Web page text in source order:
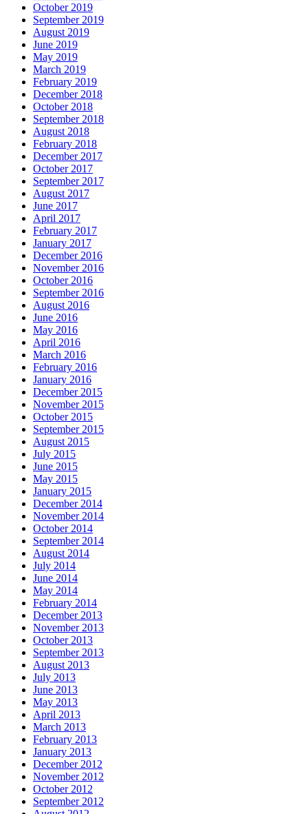
October 2019
September 2019
August 2019
June 2019
May 2019
March 2019
February 2019
December 2018
October 2018
September 2018
August 2018
February 2018
December 2017
October 2017
September 2017
August 2017
June 2017
April 2017
February 2017
January 2017
December 2016
November 2016
October 2016
September 2016
August 2016
June 2016
May 2016
April 2016
March 2016
February 2016
January 2016
December 2015
November 2015
October 2015
September 2015
August 2015
July 2015
June 2015
May 2015
January 2015
December 2014
November 2014
October 2014
September 2014
August 2014
July 2014
June 2014
May 2014
February 2014
December 2013
November 2013
October 2013
September 2013
August 2013
July 2013
June 2013
May 2013
April 2013
March 2013
February 2013
January 2013
December 2012
November 2012
October 2012
September 2012